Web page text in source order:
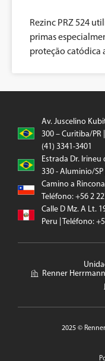
Rezinc PRZ 524
primas
proteção catódica
Av. Juscelino
300 – Curitiba/PR
(41) 3341-3401
Estrada Dr. Irineu
330 - Aluminio/SP
Camino a
Teléfono: +56 2
Calle D Mz. A Lt.
Peru | Teléfono:
Renner Herrmann
2025 ©